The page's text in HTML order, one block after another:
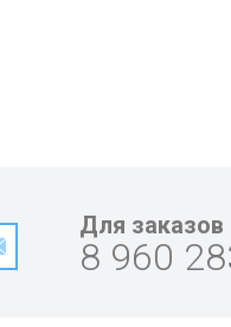
Для заказов
8 960